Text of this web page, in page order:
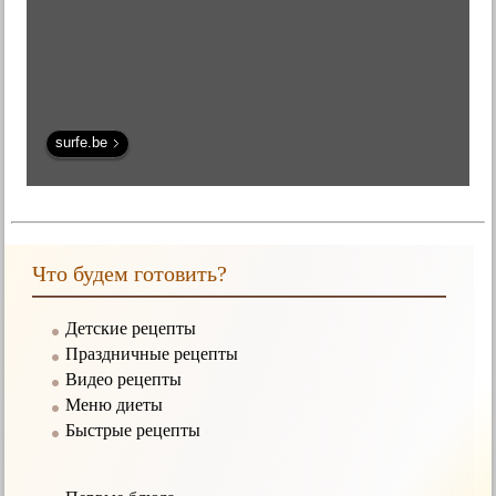
surfe.be
Что будем готовить?
Детские рецепты
Праздничные рецепты
Видео рецепты
Меню диеты
Быстрые рецепты